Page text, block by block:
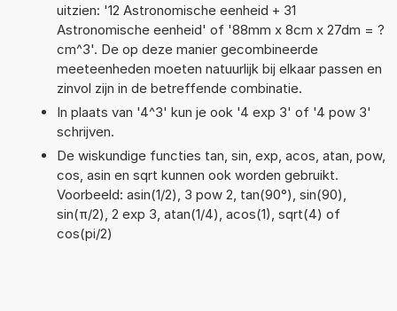
uitzien: '12 Astronomische eenheid + 31
Astronomische eenheid' of '88mm x 8cm x 27dm = ?
cm^3'. De op deze manier gecombineerde
meeteenheden moeten natuurlijk bij elkaar passen en
zinvol zijn in de betreffende combinatie.
In plaats van '4^3' kun je ook '4 exp 3' of '4 pow 3'
schrijven.
De wiskundige functies tan, sin, exp, acos, atan, pow,
cos, asin en sqrt kunnen ook worden gebruikt.
Voorbeeld: asin(1/2), 3 pow 2, tan(90°), sin(90),
sin(π/2), 2 exp 3, atan(1/4), acos(1), sqrt(4) of
cos(pi/2)